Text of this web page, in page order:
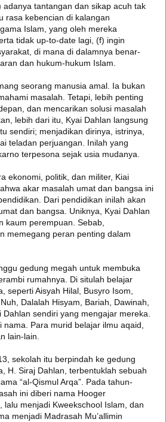
adanya tantangan dan sikap acuh tak
rasa kebencian di kalangan
Islam, yang oleh mereka
tidak up-to-date lagi, (f) ingin
di mana di dalamnya benar-
dan hukum-hukum Islam.
seorang manusia amal. Ia bukan
masalah. Tetapi, lebih penting
dan mencarikan solusi masalah
lebih dari itu, Kyai Dahlan langsung
sendiri; menjadikan dirinya, istrinya,
teladan perjuangan. Inilah yang
terpesona sejak usia mudanya.
ekonomi, politik, dan militer, Kiai
akar masalah umat dan bangsa ini
Dari pendidikan inilah akan
dan bangsa. Uniknya, Kyai Dahlan
kaum perempuan. Sebab,
memegang peran penting dalam
gedung megah untuk membuka
rumahnya. Di situlah belajar
seperti Aisyah Hilal, Busyro Isom,
Dalalah Hisyam, Bariah, Dawinah,
sendiri yang mengajar mereka.
Para murid belajar ilmu aqaid,
lain-lain.
sekolah itu berpindah ke gedung
H. Siraj Dahlan, terbentuklah sebuah
“al-Qismul Arqa”. Pada tahun-
ini diberi nama Hooger
lalu menjadi Kweekschool Islam, dan
menjadi Madrasah Mu’allimin